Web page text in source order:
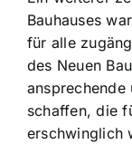
Bauhauses
für alle
des Neuen
ansprechende
schaffen, die
erschwinglich